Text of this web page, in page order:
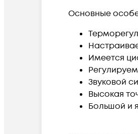
Основные
Имеется
Звуковой
Высокая
Большой и